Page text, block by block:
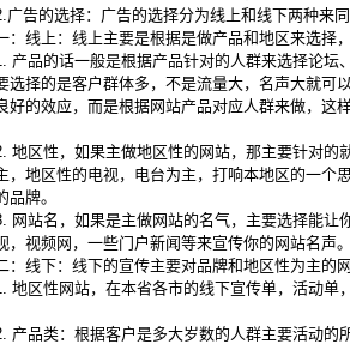
的选择：广告的选择分为线上和线下两种来
线上：线上主要是根据是做产品和地区来选择
品的话一般是根据产品针对的人群来选择论坛
选择的是客户群体多，不是流量大，名声大就可
好的效应，而是根据网站产品对应人群来做，这
区性，如果主做地区性的网站，那主要针对的
，地区性的电视，电台为主，打响本地区的一个
品牌。
站名，如果是主做网站的名气，主要选择能让
，视频网，一些门户新闻等来宣传你的网站名声
线下：线下的宣传主要对品牌和地区性为主的
区性网站，在本省各市的线下宣传单，活动单
品类：根据客户是多大岁数的人群主要活动的